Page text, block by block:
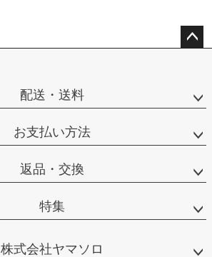
配送・送料
お支払い方法
返品・交換
特集
株式会社ヤマソロ